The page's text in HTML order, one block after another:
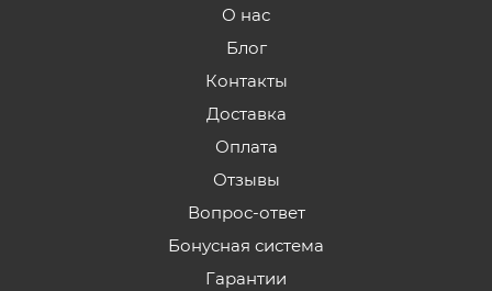
О нас
Блог
Контакты
Доставка
Оплата
Отзывы
Вопрос-ответ
Бонусная система
Гарантии